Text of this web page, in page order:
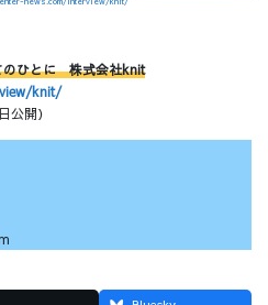
のひとに 株式会社knit
knit/
公開）